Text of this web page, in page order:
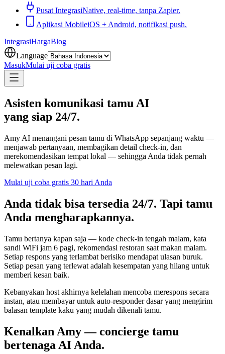
Pusat IntegrasiNative, real-time, tanpa Zapier.
Aplikasi MobileiOS + Android, notifikasi push.
IntegrasiHargaBlog
Language
MasukMulai uji coba gratis
Asisten komunikasi tamu AI
yang siap 24/7.
Amy AI menangani pesan tamu di WhatsApp sepanjang waktu —
menjawab pertanyaan, membagikan detail check-in, dan
merekomendasikan tempat lokal — sehingga Anda tidak pernah
melewatkan pesan lagi.
Mulai uji coba gratis 30 hari Anda
Anda tidak bisa tersedia 24/7. Tapi tamu
Anda mengharapkannya.
Tamu bertanya kapan saja — kode check-in tengah malam, kata
sandi WiFi jam 6 pagi, rekomendasi restoran saat makan malam.
Setiap respons yang terlambat berisiko mendapat ulasan buruk.
Setiap pesan yang terlewat adalah kesempatan yang hilang untuk
memberi kesan baik.
Kebanyakan host akhirnya kelelahan mencoba merespons secara
instan, atau membayar untuk auto-responder dasar yang mengirim
balasan template kaku yang mudah dikenali tamu.
Kenalkan Amy — concierge tamu
bertenaga AI Anda.